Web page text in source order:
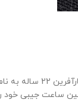
ساعت سیکو یکی از با